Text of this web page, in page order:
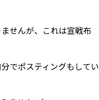
せんが、これは宣戦布
でポスティングもしてい